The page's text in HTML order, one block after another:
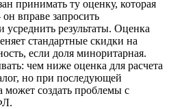
принимать ту оценку, которая
вправе запросить
результаты. Оценка
стандартные скидки на
если доля миноритарная.
чем ниже оценка для расчета
но при последующей
может создать проблемы с